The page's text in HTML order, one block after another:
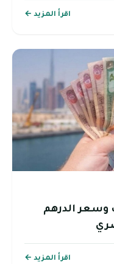
اقرأ المزيد ←
وسعر الدرهم
اقرأ المزيد ←